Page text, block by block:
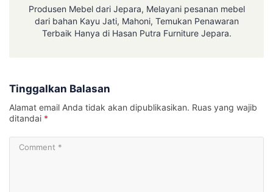
Produsen Mebel dari Jepara, Melayani pesanan mebel
dari bahan Kayu Jati, Mahoni, Temukan Penawaran
Terbaik Hanya di Hasan Putra Furniture Jepara.
Tinggalkan Balasan
Alamat email Anda tidak akan dipublikasikan. Ruas yang wajib
ditandai *